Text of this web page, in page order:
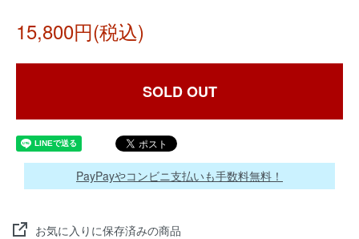
15,800円(税込)
SOLD OUT
PayPayやコンビニ支払いも手数料無料！
お気に入りに保存済みの商品